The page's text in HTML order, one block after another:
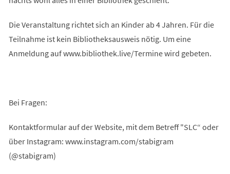
Die Veranstaltung richtet sich an Kinder ab 4 Jahren. Für die
Teilnahme ist kein Bibliotheksausweis nötig. Um eine
Anmeldung auf www.bibliothek.live/Termine wird gebeten.
Bei Fragen:
Kontaktformular auf der Website, mit dem Betreff "SLC“ oder
über Instagram: www.instagram.com/stabigram
(@stabigram)